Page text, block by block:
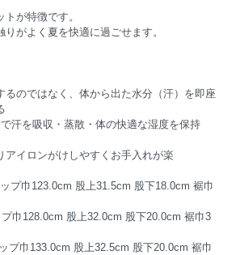
が特徴です。
がよく夏を快適に過ごせます。
るのではなく、体から出た水分（汗）を即座
汗を吸収・蒸散・体の快適な湿度を保持
アイロンがけしやすくお手入れが楽
プ巾123.0cm 股上31.5cm 股下18.0cm 裾巾
巾128.0cm 股上32.0cm 股下20.0cm 裾巾3
プ巾133.0cm 股上32.5cm 股下20.0cm 裾巾